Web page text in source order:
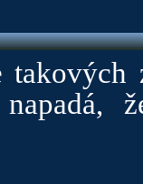
takových